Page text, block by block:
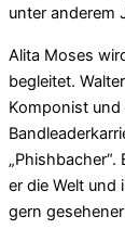
unter anderem
Alita Moses
begleitet.
Komponist
er die Welt und
gern